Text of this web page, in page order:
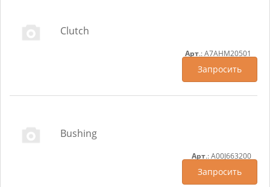
Clutch
Арт.: A7AHM20501
Запросить
Bushing
Арт.: A00J663200
Запросить